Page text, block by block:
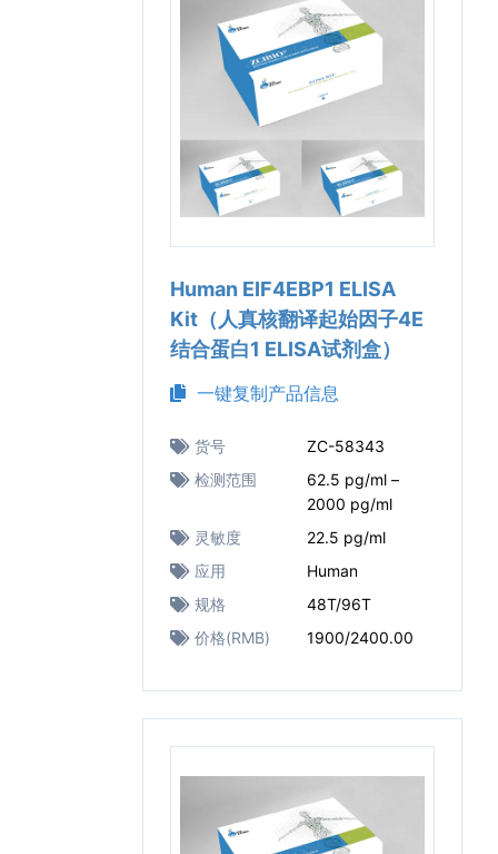
Human EIF4EBP1 ELISA
Kit（人真核翻译起始因子4E
结合蛋白1 ELISA试剂盒）
一键复制产品信息
货号
ZC-58343
检测范围
62.5 pg/ml –
2000 pg/ml
灵敏度
22.5 pg/ml
应用
Human
规格
48T/96T
价格(RMB)
1900/2400.00